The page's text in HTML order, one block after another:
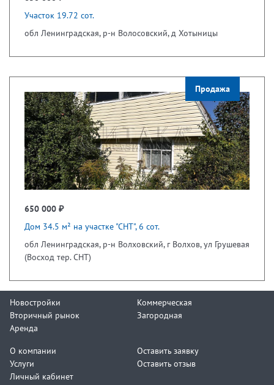
Участок 19.72 сот.
обл Ленинградская, р-н Волосовский, д Хотыницы
Продажа
650 000 ₽
Дом 34.5 м² на участке "СНТ", 6 сот.
обл Ленинградская, р-н Волховский, г Волхов, ул Грушевая
(Восход тер. СНТ)
Новостройки
Вторичный рынок
Аренда
Коммерческая
Загородная
О компании
Услуги
Личный кабинет
Оставить заявку
Оставить отзыв